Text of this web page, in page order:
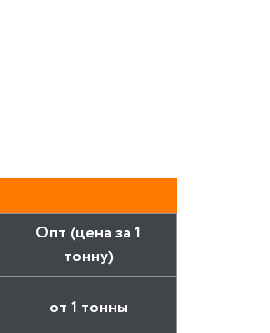
Опт (цена за 1
тонну)
от 1 тонны